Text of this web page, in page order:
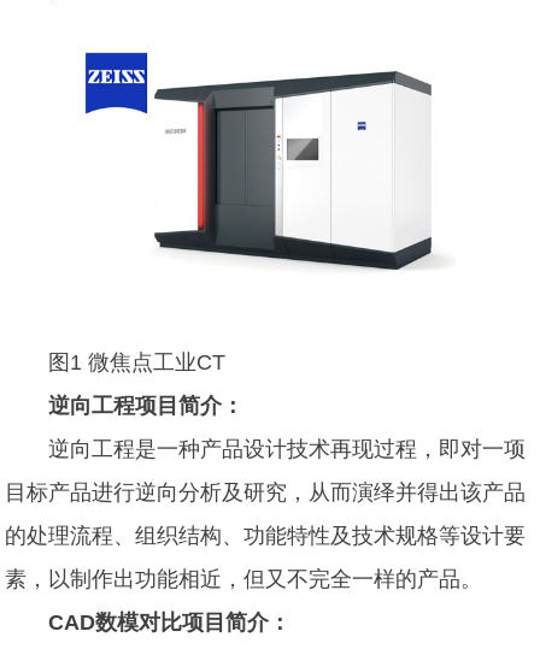
图1 微焦点工业CT
逆向工程项目简介：
逆向工程是一种产品设计技术再现过程，即对一项
目标产品进行逆向分析及研究，从而演绎并得出该产品
的处理流程、组织结构、功能特性及技术规格等设计要
素，以制作出功能相近，但又不完全一样的产品。
CAD数模对比项目简介：